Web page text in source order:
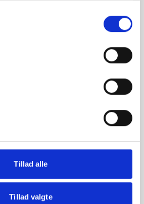
Tillad alle
Tillad valgte